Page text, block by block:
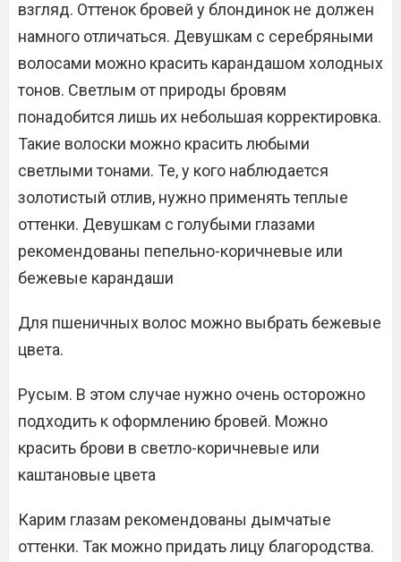
взгляд. Оттенок бровей у блондинок не должен
намного отличаться. Девушкам с серебряными
волосами можно красить карандашом холодных
тонов. Светлым от природы бровям
понадобится лишь их небольшая корректировка.
Такие волоски можно красить любыми
светлыми тонами. Те, у кого наблюдается
золотистый отлив, нужно применять теплые
оттенки. Девушкам с голубыми глазами
рекомендованы пепельно-коричневые или
бежевые карандаши
Для пшеничных волос можно выбрать бежевые
цвета.
Русым. В этом случае нужно очень осторожно
подходить к оформлению бровей. Можно
красить брови в светло-коричневые или
каштановые цвета
Карим глазам рекомендованы дымчатые
оттенки. Так можно придать лицу благородства.